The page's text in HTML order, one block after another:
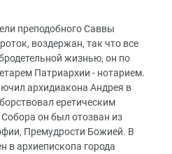
преподобного Саввы
воздержан, так что все
жизнью, он по
Патриархии - нотарием.
архидиакона Андрея в
еретическим
он был отозван из
Премудрости Божией. В
в архиепископа города